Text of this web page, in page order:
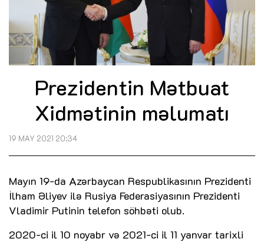
Prezidentin Mətbuat
Xidmətinin məlumatı
19 MAY 2021 20:34
Mayın 19-da Azərbaycan Respublikasının Prezidenti
İlham Əliyev ilə Rusiya Federasiyasının Prezidenti
Vladimir Putinin telefon söhbəti olub.
2020-ci il 10 noyabr və 2021-ci il 11 yanvar tarixli